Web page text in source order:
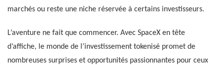
marchés ou reste une niche réservée à certains investisseurs.
L’aventure ne fait que commencer. Avec SpaceX en tête
d’affiche, le monde de l’investissement tokenisé promet de
nombreuses surprises et opportunités passionnantes pour ceux